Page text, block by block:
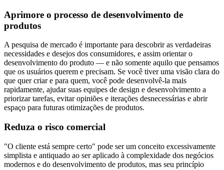
Aprimore o processo de desenvolvimento de
produtos
A pesquisa de mercado é importante para descobrir as verdadeiras
necessidades e desejos dos consumidores, e assim orientar o
desenvolvimento do produto — e não somente aquilo que pensamos
que os usuários querem e precisam. Se você tiver uma visão clara do
que quer criar e para quem, você pode desenvolvê-la mais
rapidamente, ajudar suas equipes de design e desenvolvimento a
priorizar tarefas, evitar opiniões e iterações desnecessárias e abrir
espaço para futuras otimizações de produtos.
Reduza o risco comercial
"O cliente está sempre certo" pode ser um conceito excessivamente
simplista e antiquado ao ser aplicado à complexidade dos negócios
modernos e do desenvolvimento de produtos, mas seu princípio